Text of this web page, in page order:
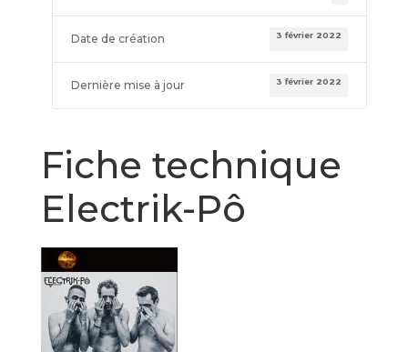
Date de création 3 février 2022
Dernière mise à jour 3 février 2022
Fiche technique
Electrik-Pô